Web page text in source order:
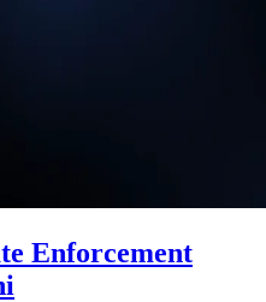
Enforcement